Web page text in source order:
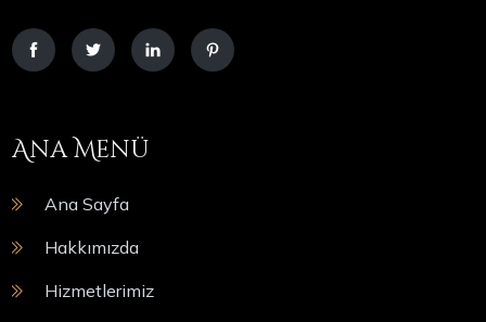
Ana Menü
Ana Sayfa
Hakkımızda
Hizmetlerimiz